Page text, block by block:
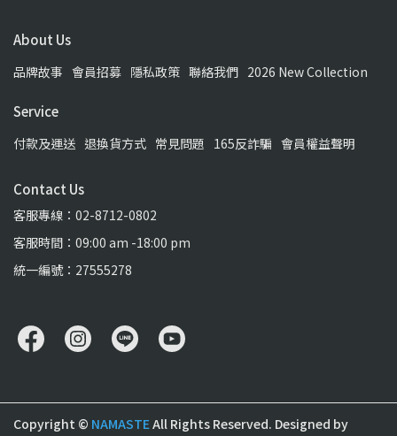
About Us
品牌故事 會員招募 隱私政策 聯絡我們 2026 New Collection
Service
付款及運送 退換貨方式 常見問題 165反詐騙 會員權益聲明
Contact Us
客服專線：02-8712-0802
客服時間：09:00 am -18:00 pm
統一編號：27555278
Copyright © NAMASTEAll Rights Reserved. Designed by